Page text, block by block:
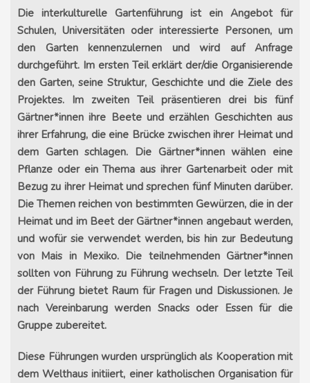
Die interkulturelle Gartenführung ist ein Angebot für
Schulen, Universitäten oder interessierte Personen, um
den Garten kennenzulernen und wird auf Anfrage
durchgeführt. Im ersten Teil erklärt der/die Organisierende
den Garten, seine Struktur, Geschichte und die Ziele des
Projektes. Im zweiten Teil präsentieren drei bis fünf
Gärtner*innen ihre Beete und erzählen Geschichten aus
ihrer Erfahrung, die eine Brücke zwischen ihrer Heimat und
dem Garten schlagen. Die Gärtner*innen wählen eine
Pflanze oder ein Thema aus ihrer Gartenarbeit oder mit
Bezug zu ihrer Heimat und sprechen fünf Minuten darüber.
Die Themen reichen von bestimmten Gewürzen, die in der
Heimat und im Beet der Gärtner*innen angebaut werden,
und wofür sie verwendet werden, bis hin zur Bedeutung
von Mais in Mexiko. Die teilnehmenden Gärtner*innen
sollten von Führung zu Führung wechseln. Der letzte Teil
der Führung bietet Raum für Fragen und Diskussionen. Je
nach Vereinbarung werden Snacks oder Essen für die
Gruppe zubereitet.
Diese Führungen wurden ursprünglich als Kooperation mit
dem Welthaus initiiert, einer katholischen Organisation für